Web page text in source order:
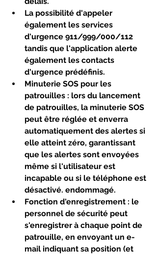
La possibilité d'appeler
également les services
d'urgence 911/999/000/112
tandis que l'application alerte
également les contacts
d'urgence prédéfinis.
Minuterie SOS pour les
patrouilles : lors du lancement
de patrouilles, la minuterie SOS
peut être réglée et enverra
automatiquement des alertes si
elle atteint zéro, garantissant
que les alertes sont envoyées
même si l'utilisateur est
incapable ou si le téléphone est
désactivé. endommagé.
Fonction d'enregistrement : le
personnel de sécurité peut
s'enregistrer à chaque point de
patrouille, en envoyant un e-
mail indiquant sa position (et